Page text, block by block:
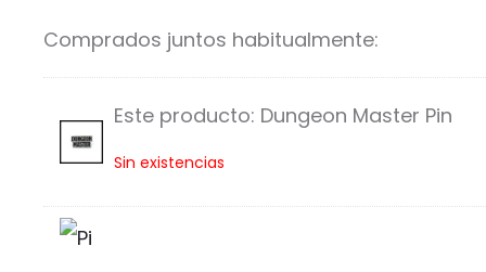
Comprados juntos habitualmente:
D
u
n
Este producto: Dungeon Master Pin
Sin existencias